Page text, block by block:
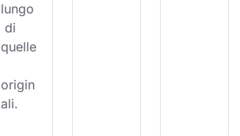
lungo
di
quelle
origin
ali.